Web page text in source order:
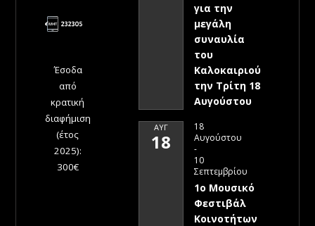
Έσοδα
από
κρατική
διαφήμιση
(έτος
2025):
300€
για την
μεγάλη
συναυλία
του
Καλοκαιριού
την Τρίτη 18
Αυγούστου
ΑΥΓ
18
18
Αυγούστου
-
10
Σεπτεμβρίου
1ο Μουσικό
Φεστιβάλ
Κοινοτήτων